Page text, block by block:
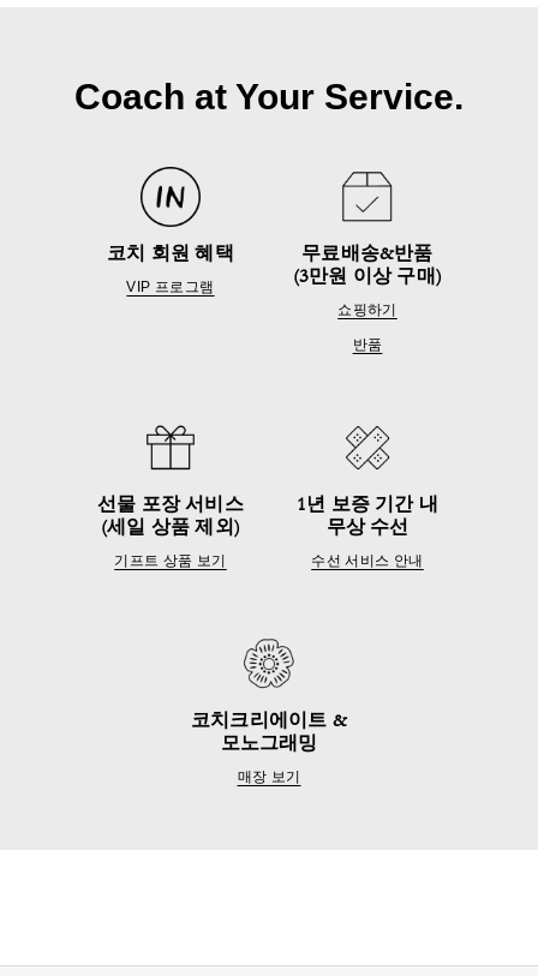
Coach at Your Service.
코치 회원 혜택
VIP 프로그램
무료배송&반품
(3만원 이상 구매)
쇼핑하기
반품
선물 포장 서비스
(세일 상품 제외)
기프트 상품 보기
1년 보증 기간 내
무상 수선
수선 서비스 안내
코치크리에이트 &
모노그래밍
매장 보기